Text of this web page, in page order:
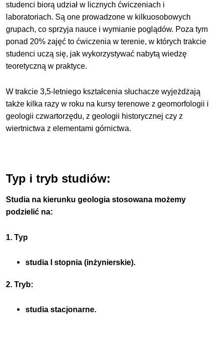
studenci biorą udział w licznych ćwiczeniach i
laboratoriach. Są one prowadzone w kilkuosobowych
grupach, co sprzyja nauce i wymianie poglądów. Poza tym
ponad 20% zajęć to ćwiczenia w terenie, w których trakcie
studenci uczą się, jak wykorzystywać nabytą wiedzę
teoretyczną w praktyce.
W trakcie 3,5-letniego kształcenia słuchacze wyjeżdżają
także kilka razy w roku na kursy terenowe z geomorfologii i
geologii czwartorzędu, z geologii historycznej czy z
wiertnictwa z elementami górnictwa.
Typ i tryb studiów:
Studia na kierunku geologia stosowana możemy
podzielić na:
1. Typ
studia I stopnia (inżynierskie).
2. Tryb:
studia stacjonarne.